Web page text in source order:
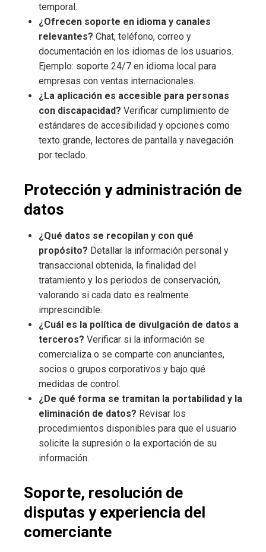
temporal.
¿Ofrecen soporte en idioma y canales
relevantes? Chat, teléfono, correo y
documentación en los idiomas de los usuarios.
Ejemplo: soporte 24/7 en idioma local para
empresas con ventas internacionales.
¿La aplicación es accesible para personas
con discapacidad? Verificar cumplimiento de
estándares de accesibilidad y opciones como
texto grande, lectores de pantalla y navegación
por teclado.
Protección y administración de
datos
¿Qué datos se recopilan y con qué
propósito? Detallar la información personal y
transaccional obtenida, la finalidad del
tratamiento y los periodos de conservación,
valorando si cada dato es realmente
imprescindible.
¿Cuál es la política de divulgación de datos a
terceros? Verificar si la información se
comercializa o se comparte con anunciantes,
socios o grupos corporativos y bajo qué
medidas de control.
¿De qué forma se tramitan la portabilidad y la
eliminación de datos? Revisar los
procedimientos disponibles para que el usuario
solicite la supresión o la exportación de su
información.
Soporte, resolución de
disputas y experiencia del
comerciante